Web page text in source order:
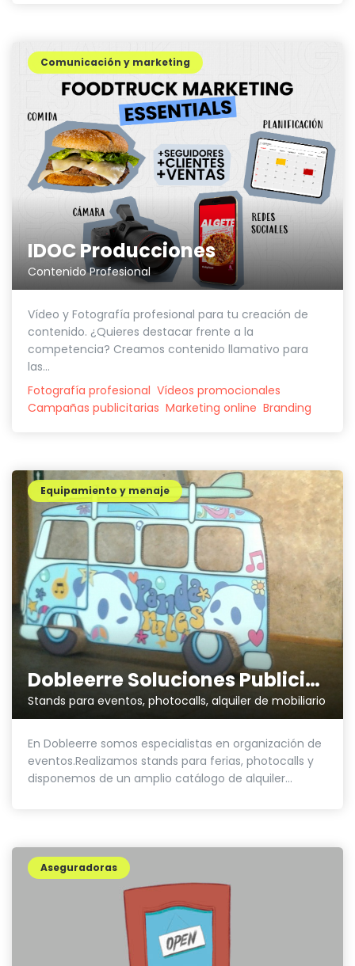
IDOC Producciones
Contenido Profesional
Comunicación y marketing
Vídeo y Fotografía profesional para tu creación de
contenido. ¿Quieres destacar frente a la
competencia? Creamos contenido llamativo para
las...
Fotografía profesional Vídeos promocionales
Campañas publicitarias Marketing online Branding
Dobleerre Soluciones Publicitarias
Stands para eventos, photocalls, alquiler de mobiliario
Equipamiento y menaje
En Dobleerre somos especialistas en organización de
eventos.Realizamos stands para ferias, photocalls y
disponemos de un amplio catálogo de alquiler...
Aseguradoras